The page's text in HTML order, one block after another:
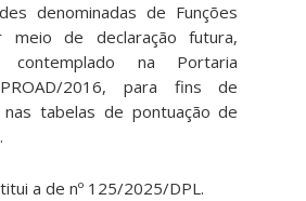
denominadas de Funções
meio de declaração futura,
contemplado na Portaria
2016, para fins de
tabelas de pontuação de
a de nº 125/2025/DPL.